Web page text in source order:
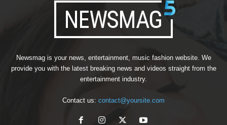
Newsmag is your news, entertainment, music fashion website. We
provide you with the latest breaking news and videos straight from the
entertainment industry.
Contact us: contact@yoursite.com